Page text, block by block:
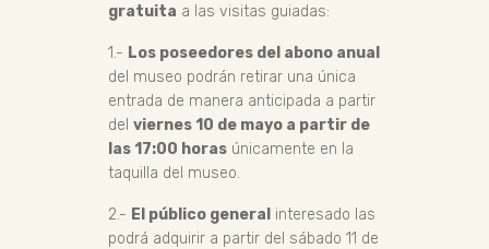
gratuita a las visitas guiadas:
1.- Los poseedores del abono anual
del museo podrán retirar una única
entrada de manera anticipada a partir
del viernes 10 de mayo a partir de
las 17:00 horas únicamente en la
taquilla del museo.
2.- El público general interesado las
podrá adquirir a partir del sábado 11 de